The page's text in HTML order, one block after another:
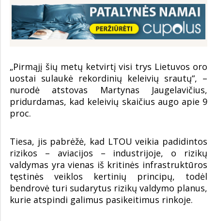
„Pirmąjį šių metų ketvirtį visi trys Lietuvos oro
uostai sulaukė rekordinių keleivių srautų“, –
nurodė atstovas Martynas Jaugelavičius,
pridurdamas, kad keleivių skaičius augo apie 9
proc.
Tiesa, jis pabrėžė, kad LTOU veikia padidintos
rizikos – aviacijos – industrijoje, o rizikų
valdymas yra vienas iš kritinės infrastruktūros
tęstinės veiklos kertinių principų, todėl
bendrovė turi sudarytus rizikų valdymo planus,
kurie atspindi galimus pasikeitimus rinkoje.